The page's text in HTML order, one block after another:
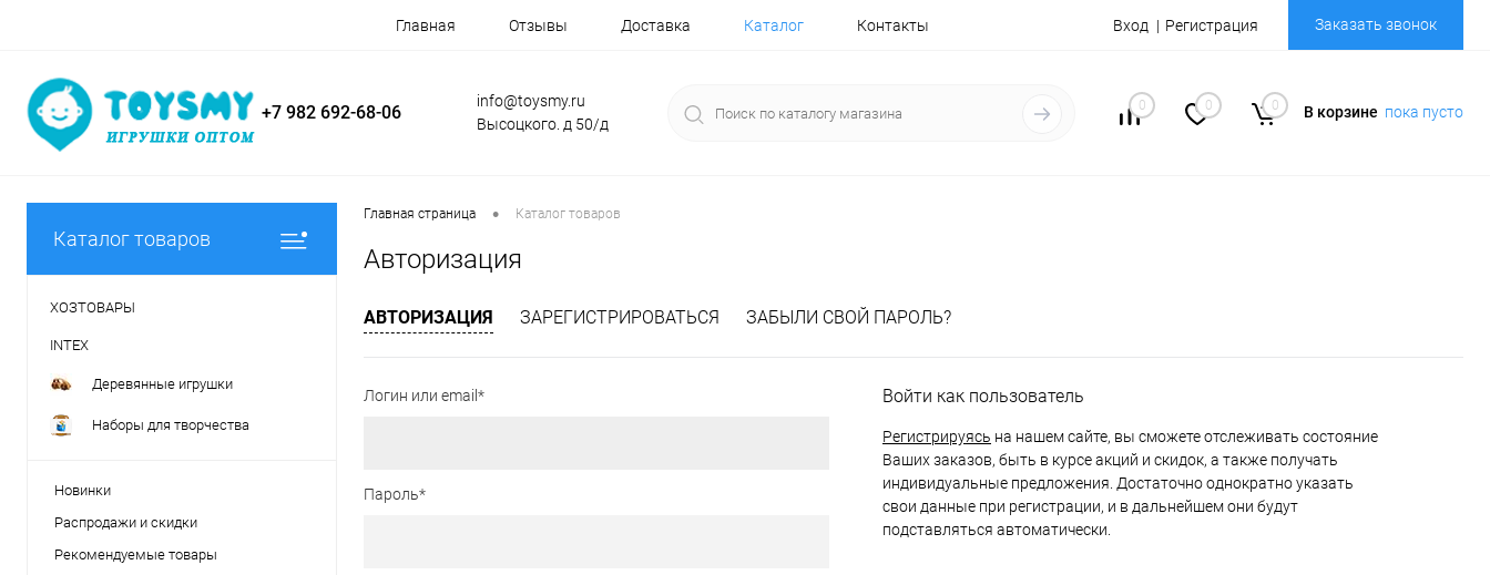
Главная Отзывы Доставка Каталог Контакты Вход Регистрация Заказать звонок
+7 982 692-68-06
info@toysmy.ru
Высоцкого. д 50/д
0 0 0 В корзине пока пусто
Каталог товаров
ХОЗТОВАРЫ
INTEX
Деревянные игрушки
Наборы для творчества
Новинки
Распродажи и скидки
Рекомендуемые товары
Главная страница • Каталог товаров
Авторизация
АВТОРИЗАЦИЯ ЗАРЕГИСТРИРОВАТЬСЯ ЗАБЫЛИ СВОЙ ПАРОЛЬ?
Логин или email*
Пароль*
Войти как пользователь
Регистрируясь на нашем сайте, вы сможете отслеживать состояние
Ваших заказов, быть в курсе акций и скидок, а также получать
индивидуальные предложения. Достаточно однократно указать
свои данные при регистрации, и в дальнейшем они будут
подставляться автоматически.